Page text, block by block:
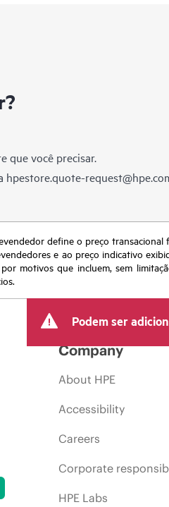
que você precisar.
hpestore.quote-
define o preço
e ao preço indicativo
motivos que incluem, sem
Podem ser
Company
About HPE
Accessibility
Careers
Corporate
HPE Labs